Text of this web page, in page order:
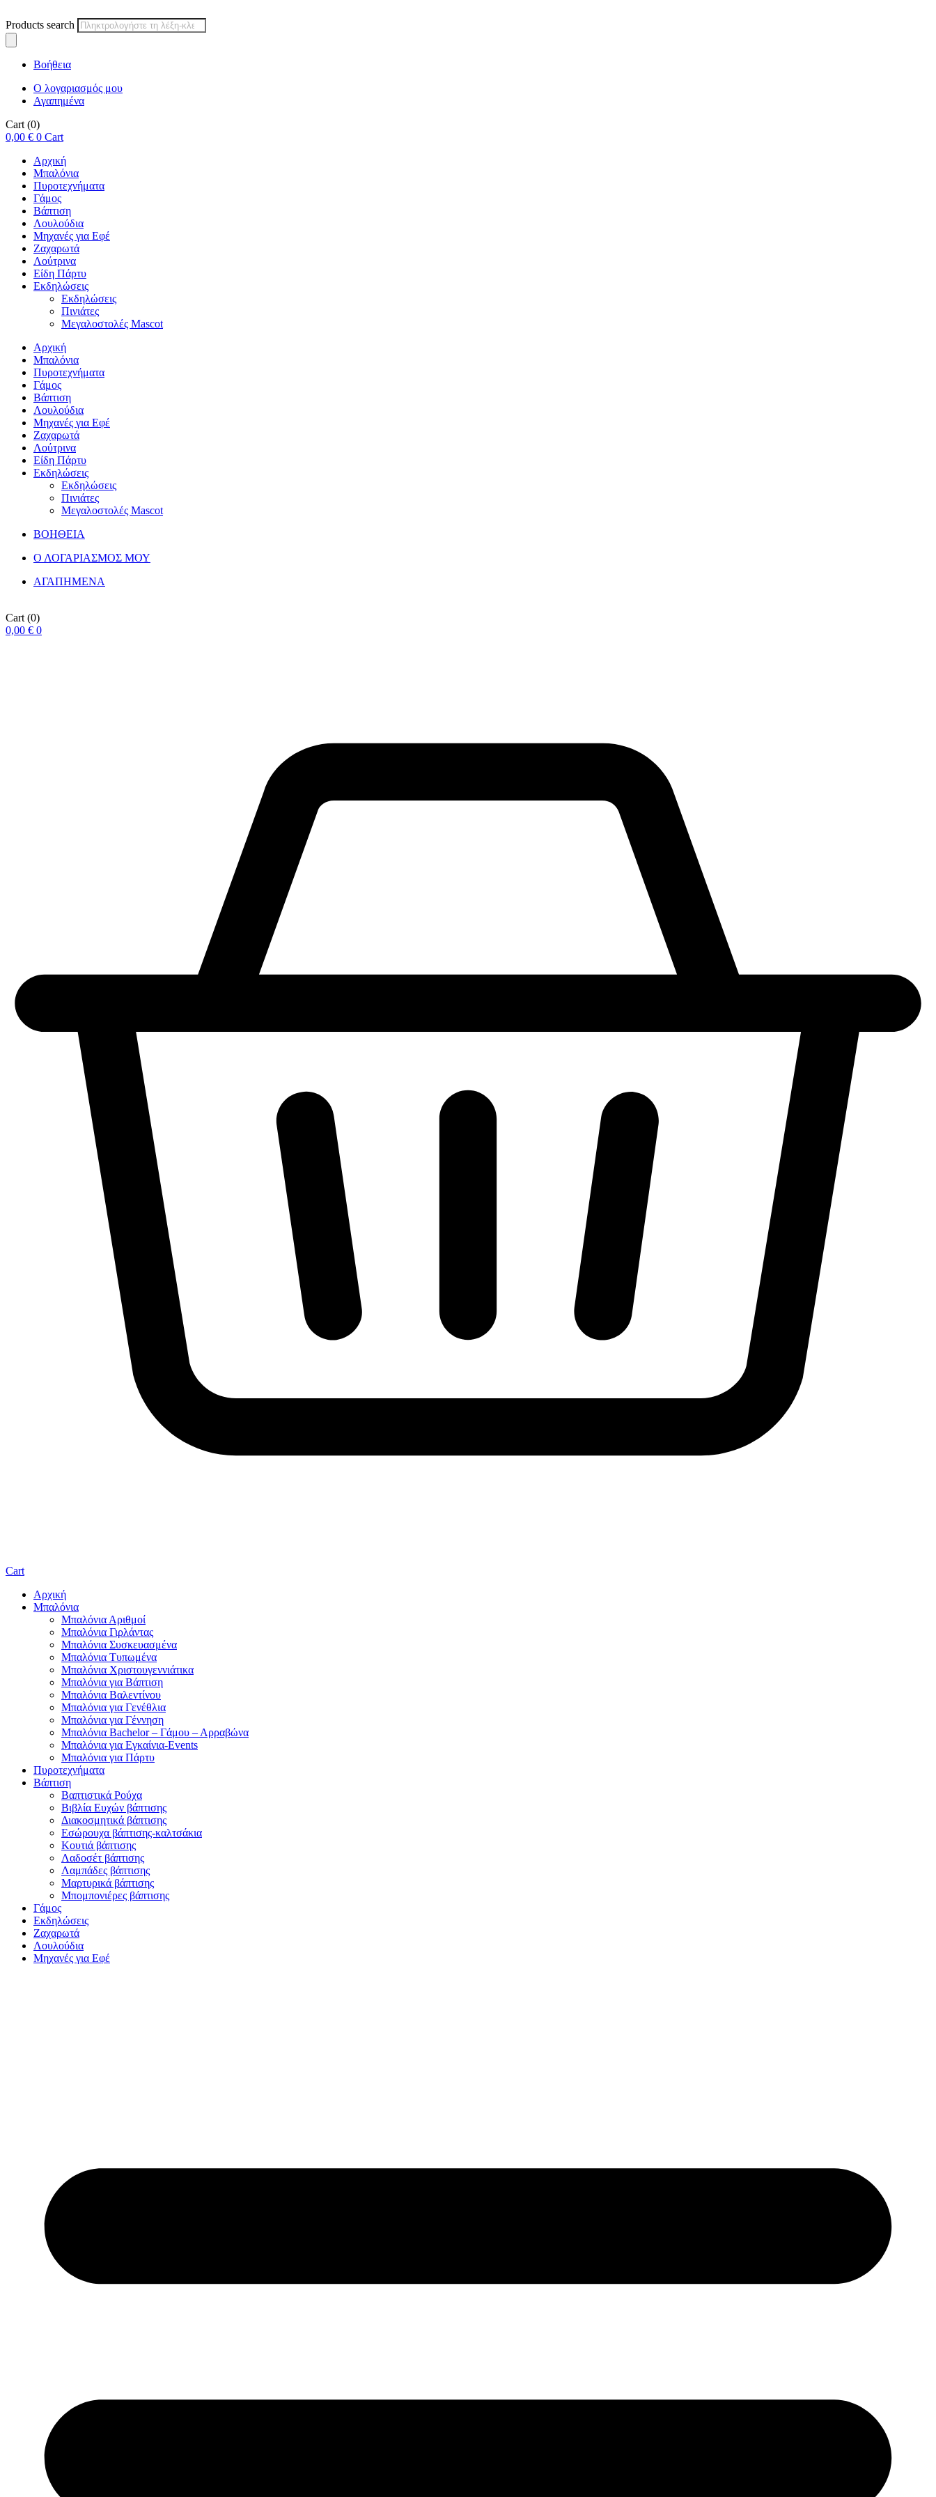
Products search
Βοήθεια
Ο λογαριασμός μου
Αγαπημένα
Cart (0)
0,00 € 0 Cart
Αρχική
Μπαλόνια
Πυροτεχνήματα
Γάμος
Βάπτιση
Λουλούδια
Μηχανές για Εφέ
Ζαχαρωτά
Λούτρινα
Είδη Πάρτυ
Εκδηλώσεις
Εκδηλώσεις
Πινιάτες
Μεγαλοστολές Mascot
Αρχική
Μπαλόνια
Πυροτεχνήματα
Γάμος
Βάπτιση
Λουλούδια
Μηχανές για Εφέ
Ζαχαρωτά
Λούτρινα
Είδη Πάρτυ
Εκδηλώσεις
Εκδηλώσεις
Πινιάτες
Μεγαλοστολές Mascot
ΒΟΗΘΕΙΑ
Ο ΛΟΓΑΡΙΑΣΜΟΣ ΜΟΥ
ΑΓΑΠΗΜΕΝΑ
Cart (0)
0,00 € 0
Cart
Αρχική
Μπαλόνια
Μπαλόνια Αριθμοί
Μπαλόνια Γιρλάντας
Μπαλόνια Συσκευασμένα
Μπαλόνια Τυπωμένα
Μπαλόνια Χριστουγεννιάτικα
Μπαλόνια για Βάπτιση
Μπαλόνια Βαλεντίνου
Μπαλόνια για Γενέθλια
Μπαλόνια για Γέννηση
Μπαλόνια Bachelor – Γάμου – Αρραβώνα
Μπαλόνια για Εγκαίνια-Events
Μπαλόνια για Πάρτυ
Πυροτεχνήματα
Βάπτιση
Βαπτιστικά Ρούχα
Βιβλία Ευχών βάπτισης
Διακοσμητικά βάπτισης
Εσώρουχα βάπτισης-καλτσάκια
Κουτιά βάπτισης
Λαδοσέτ βάπτισης
Λαμπάδες βάπτισης
Μαρτυρικά βάπτισης
Μπομπονιέρες βάπτισης
Γάμος
Εκδηλώσεις
Ζαχαρωτά
Λουλούδια
Μηχανές για Εφέ